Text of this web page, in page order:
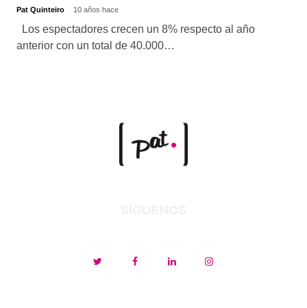
Pat Quinteiro 10 años hace
Los espectadores crecen un 8% respecto al año
anterior con un total de 40.000…